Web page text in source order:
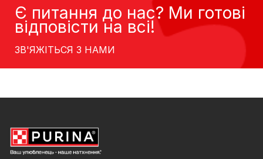
Є питання до нас? Ми готові
відповісти на всі!
ЗВ'ЯЖІТЬСЯ З НАМИ